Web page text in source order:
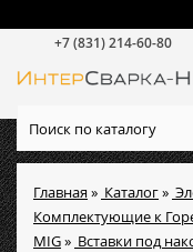
Главная» Каталог»
Комплектующие к
MIG» Вставки под
+7 (831) 214-60-80